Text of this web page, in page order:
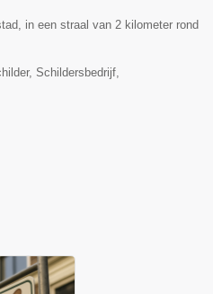
in een straal van 2 kilometer rond
Schildersbedrijf,